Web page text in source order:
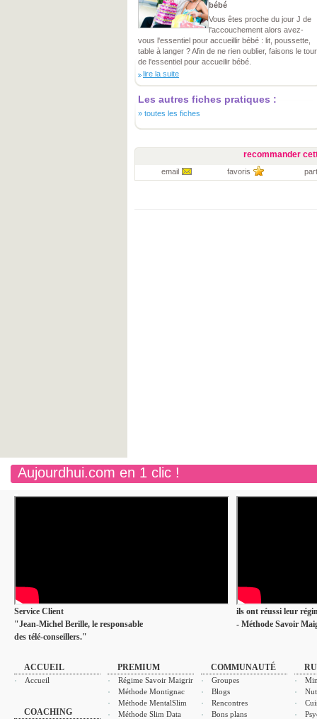
bébé
Vous êtes proche du jour J de
l'accouchement alors avez-
vous l'essentiel pour accueillir bébé : lit, poussette,
table à langer ? Afin de ne rien oublier, faisons le tour
de l'essentiel pour accueilir bébé.
lire la suite
Les autres fiches pratiques :
» toutes les fiches
recommander
email favoris
Aujourdhui.com en 1 clic !
Service Client
"Jean-Michel Berille, le responsable
des télé-conseillers."
ils ont réussi leur
- Méthode Savoir
ACCUEIL
Accueil
COACHING
PREMIUM
Régime Savoir Maigrir
Méthode Montignac
Méthode MentalSlim
Méthode Slim Data
COMMUNAUTÉ
Groupes
Blogs
Rencontres
Bons plans